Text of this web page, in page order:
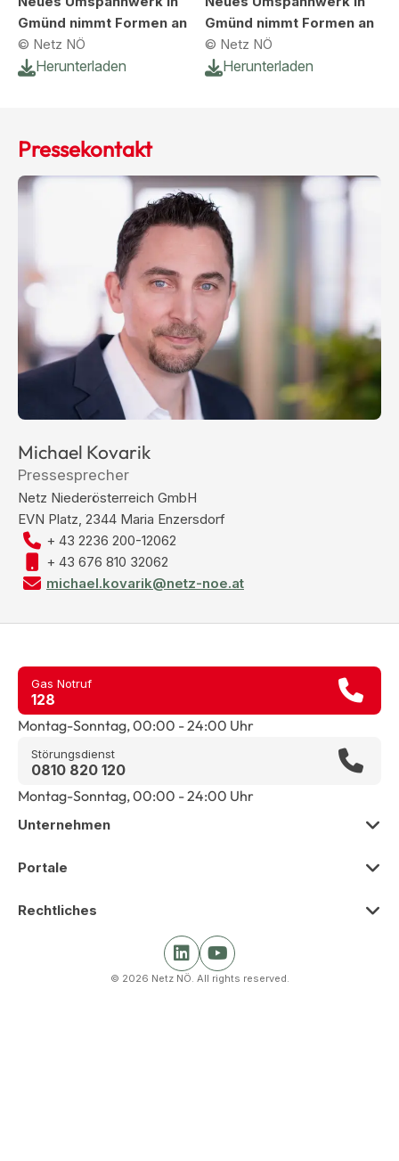
Gmünd nimmt Formen an
© Netz NÖ
Herunterladen
Gmünd nimmt Formen an
© Netz NÖ
Herunterladen
Pressekontakt
Michael Kovarik
Pressesprecher
Netz Niederösterreich GmbH
EVN Platz, 2344 Maria Enzersdorf
+ 43 2236 200-12062
+ 43 676 810 32062
michael.kovarik@netz-noe.at
Gas Notruf
128
Montag-Sonntag, 00:00 - 24:00 Uhr
Störungsdienst
0810 820 120
Montag-Sonntag, 00:00 - 24:00 Uhr
Unternehmen
Zur Übersicht
Portale
Zur Übersicht
Rechtliches
© 2026 Netz NÖ. All rights reserved.